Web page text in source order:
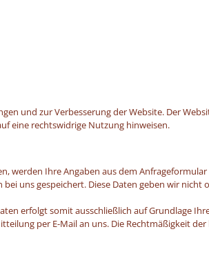
und zur Verbesserung der Website. Der
eine rechtswidrige Nutzung hinweisen.
werden Ihre Angaben aus dem
uns gespeichert. Diese Daten geben wir nicht
erfolgt somit ausschließlich auf Grundlage
per E-Mail an uns. Die Rechtmäßigkeit